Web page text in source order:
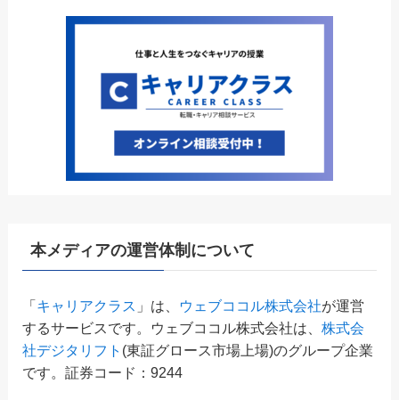
本メディアの運営体制について
「キャリアクラス 」は、 ウェブココル株式会社が運営
するサービスです。ウェブココル株式会社は、 株式会
社デジタリフト (東証グロース市場上場)のグループ企業
です。証券コード：9244